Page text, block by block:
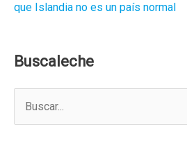
que Islandia no es un país normal
Buscaleche